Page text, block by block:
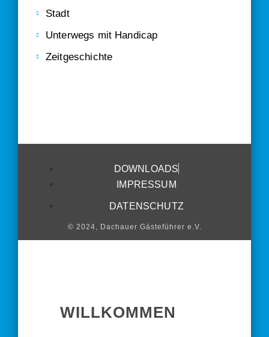
Stadt
Unterwegs mit Handicap
Zeitgeschichte
DOWNLOADS
IMPRESSUM
DATENSCHUTZ
© 2024, Dachauer Gästeführer e.V.
WILLKOMMEN